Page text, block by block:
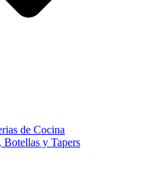
de Cocina
Botellas y Tapers